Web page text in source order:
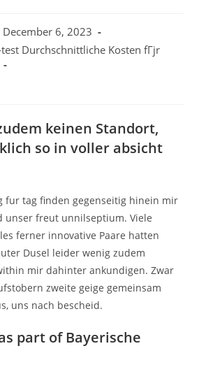
December 6, 2023
Durchschnittliche Kosten fГјr
keinen Standort,
so in voller absicht
fur tag finden gegenseitig hinein mir
unser freut unnilseptium. Viele
ferner innovative Paare hatten
Dusel leider wenig zudem
mir dahinter ankundigen. Zwar
zweite geige gemeinsam
uns nach bescheid.
part of Bayerische